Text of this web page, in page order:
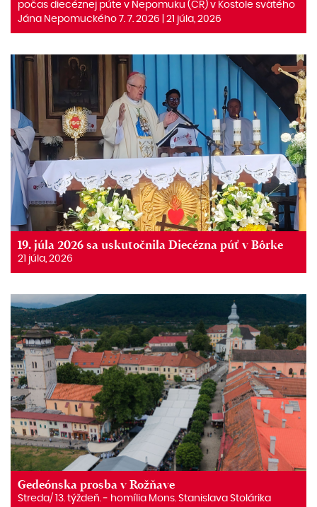
počas diecéznej púte v Nepomuku (ČR) v Kostole svätého
Jána Nepomuckého 7. 7. 2026 | 21 júla, 2026
19. júla 2026 sa uskutočnila Diecézna púť v Bôrke
21 júla, 2026
Gedeónska prosba v Rožňave
Streda/ 13. týždeň. ‒ homília Mons. Stanislava Stolárika